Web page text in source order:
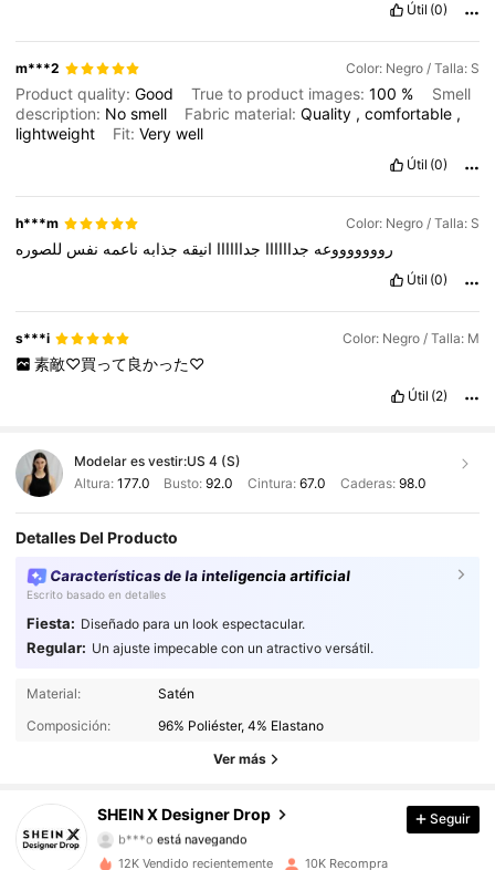
Útil (0)
m***2 Color: Negro / Talla: S
Product quality:Good True to product images:100 %
Smell
description: Nosmell Fabric material:Quality ,comfortable ,
lightweight
Fit:Verywell
Útil (0)
h***m Color: Negro / Talla: S
روووووووعه جداااااا جداااااا انيقه جذابه ناعمه نفس للصوره
Útil (0)
s***i Color: Negro / Talla: M
素敵♡買って良かった♡
Útil (2)
Modelar es vestir:US 4 (S)
Altura: 177.0 Busto:92.0 Cintura: 67.0 Caderas: 98.0
Detalles Del Producto
Características de la inteligencia artificial
Escrito basado en detalles
Fiesta: Diseñado para un look espectacular.
Regular: Un ajuste impecable con un atractivo versátil.
Material:
Satén
Composición:
96% Poliéster, 4% Elastano
Ver más
SHEIN X Designer Drop
167K Seguidores
167K Seguidores
b***oestá navegando
4,91
167K Seguidores
Seguir
12K Vendido recientemente 10K Recompra